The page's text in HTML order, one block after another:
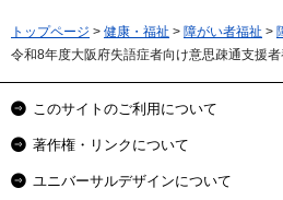
トップページ > 健康・福祉 > 障がい者福祉 >
令和8年度大阪府失語症者向け意思疎通支援
このサイトのご利用について
著作権・リンクについて
ユニバーサルデザインについて